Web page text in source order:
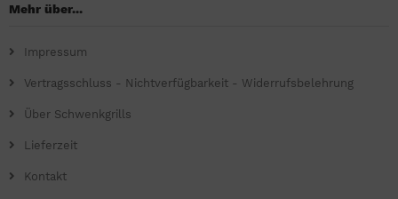
Mehr über...
Impressum
Vertragsschluss - Nichtverfügbarkeit - Widerrufsbelehrung
Über Schwenkgrills
Lieferzeit
Kontakt